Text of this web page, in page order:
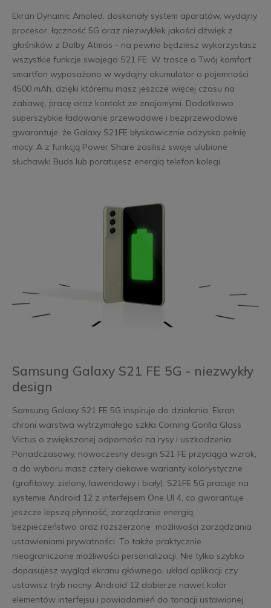
Ekran Dynamic Amoled, doskonały system aparatów, wydajny
procesor, łączność 5G oraz niezwykłek jakości dźwięk z
głośników z Dolby Atmos - na pewno będziesz wykorzystasz
wszystkie funkcje swojego S21 FE. W trosce o Twój komfort
smartfon wyposażono w wydajny akumulator o pojemności
4500 mAh, dzięki któremu masz jeszcze więcej czasu na
zabawę, pracę oraz kontakt ze znajomymi. Dodatkowo
superszybkie ładowanie przewodowe i bezprzewodowe
gwarantuje, że Galaxy S21FE błyskawicznie odzyska pełnię
mocy. A z funkcją Power Share zasilisz swoje ulubione
słuchawki Buds lub poratujesz energią telefon kolegi.
Samsung Galaxy S21 FE 5G - niezwykły
design
Samsung Galaxy S21 FE 5G inspiruje do działania. Ekran
chroni warstwa wytrzymałego szkła Corning Gorilla Glass
Victus o zwiększonej odporności na rysy i uszkodzenia.
Ponadczasowy, nowoczesny design S21 FE przyciąga wzrok,
a do wyboru masz cztery ciekawe warianty kolorystyczne
(grafitowy, zielony, lawendowy i biały). S21FE 5G pracuje na
systemie Android 12 z interfejsem One UI 4, co gwarantuje
jeszcze lepszą płynność, zarządzanie energią,
bezpieczeństwo oraz rozszerzone możliwości zarządzania
ustawieniami prywatności. To także praktycznie
nieograniczone możliwości personalizacji. Nie tylko szybko
dopasujesz wygląd ekranu głównego, układ aplikacji czy
ustawisz tryb nocny. Android 12 dobierze nawet kolor
elementów interfejsu i powiadomień do tonacji ustawionej